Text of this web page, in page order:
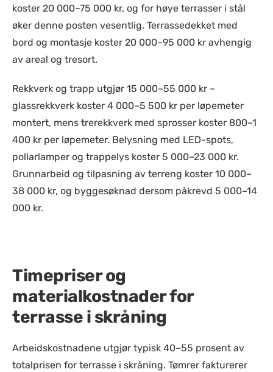
koster 20 000–75 000 kr, og for høye terrasser i stål
øker denne posten vesentlig. Terrassedekket med
bord og montasje koster 20 000–95 000 kr avhengig
av areal og tresort.
Rekkverk og trapp utgjør 15 000–55 000 kr –
glassrekkverk koster 4 000–5 500 kr per løpemeter
montert, mens trerekkverk med sprosser koster 800–1
400 kr per løpemeter. Belysning med LED-spots,
pollarlamper og trappelys koster 5 000–23 000 kr.
Grunnarbeid og tilpasning av terreng koster 10 000–
38 000 kr, og byggesøknad dersom påkrevd 5 000–14
000 kr.
Timepriser og
materialkostnader for
terrasse i skråning
Arbeidskostnadene utgjør typisk 40–55 prosent av
totalprisen for terrasse i skråning. Tømrer fakturerer